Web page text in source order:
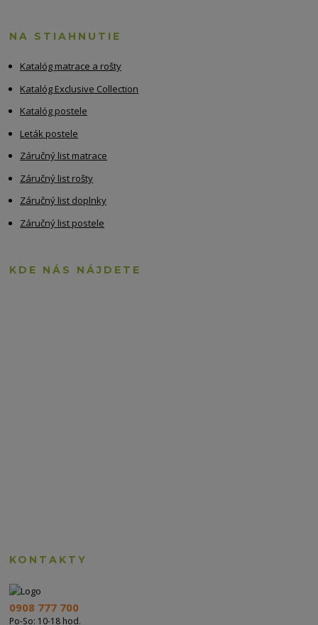
NA STIAHNUTIE
Katalóg matrace a rošty
Katalóg Exclusive Collection
Katalóg postele
Leták postele
Záručný list matrace
Záručný list rošty
Záručný list doplnky
Záručný list postele
KDE NÁS NÁJDETE
KONTAKTY
0908 777 700
Po-So: 10-18 hod.